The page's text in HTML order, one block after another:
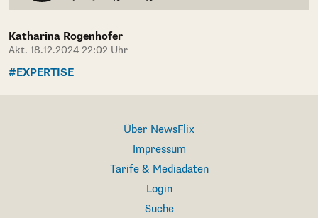
Katharina Rogenhofer
Akt. 18.12.2024 22:02 Uhr
#EXPERTISE
Über NewsFlix
Impressum
Tarife & Mediadaten
Login
Suche